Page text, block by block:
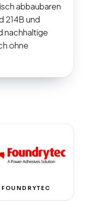
abbaubaren
und
nachhaltige
ohne
FOUNDRYTEC